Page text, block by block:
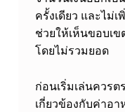
ครั้งเดียว และไม่
ช่วยให้เห็นขอบเข
โดยไม่รวมยอด
ก่อนเริ่มเล่นควรต
เกี่ยวข้องกับค่าอ